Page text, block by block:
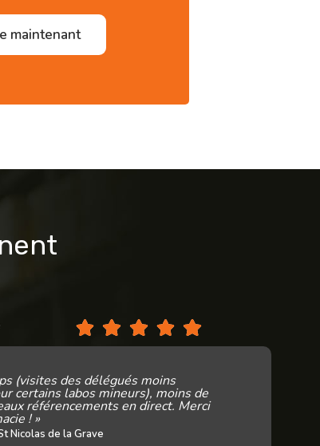
maintenant
(visites des délégués moins
certains labos mineurs), moins de
référencements en direct. Merci
! »
Nicolas de la Grave